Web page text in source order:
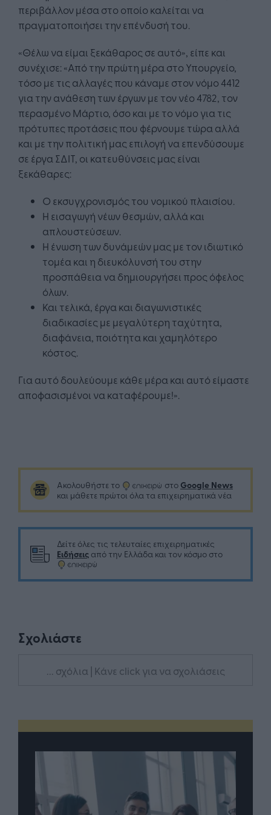
περιβάλλον μέσα στο οποίο καλείται να
πραγματοποιήσει την επένδυσή του.
«Θέλω να είμαι ξεκάθαρος σε αυτό», είπε και
συνέχισε: «Από την πρώτη μέρα στο Υπουργείο,
τόσο με τις αλλαγές που κάναμε στον νόμο 4412
για την ανάθεση των έργων με τον νέο 4782, τον
περασμένο Μάρτιο, όσο και με το νόμο για τις
πρότυπες προτάσεις που φέρνουμε τώρα αλλά
και με την πολιτική μας επιλογή να επενδύσουμε
σε έργα ΣΔΙΤ, οι κατευθύνσεις μας είναι
ξεκάθαρες:
Ο εκσυγχρονισμός του νομικού πλαισίου.
Η εισαγωγή νέων θεσμών, αλλά και
απλουστεύσεων.
Η ένωση των δυνάμεών μας με τον ιδιωτικό
τομέα και η διευκόλυνσή του στην
προσπάθεια να δημιουργήσει προς όφελος
όλων.
Και τελικά, έργα και διαγωνιστικές
διαδικασίες με μεγαλύτερη ταχύτητα,
διαφάνεια, ποιότητα και χαμηλότερο
κόστος.
Για αυτό δουλεύουμε κάθε μέρα και αυτό είμαστε
αποφασισμένοι να καταφέρουμε!».
Ακολουθήστε το στο Google News
και μάθετε πρώτοι όλα τα επιχειρηματικά νέα
Δείτε όλες τις τελευταίες επιχειρηματικές
Ειδήσεις από την Ελλάδα και τον κόσμο στο
Σχολιάστε
... σχόλια | Κάνε click για να σχολιάσεις